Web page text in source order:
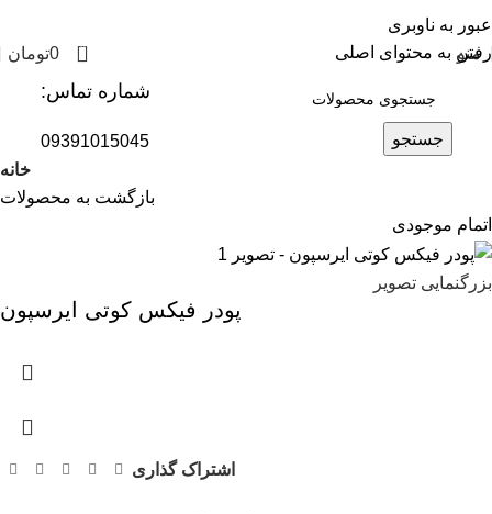
عبور به ناوبری
رفتن به محتوای اصلی
منو 0
0تومان
جستجو
شماره تماس:
09391015045
خانه
بازگشت به محصولات
اتمام موجودی
بزرگنمایی تصویر
پودر فیکس کوتی ایرسپون
اشتراک گذاری